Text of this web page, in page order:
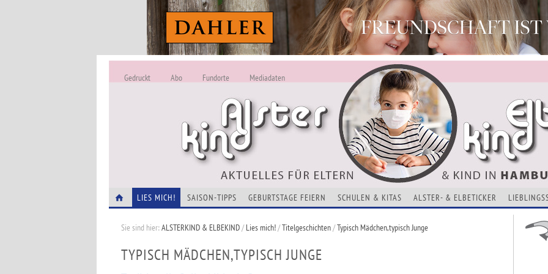
ALSTERKIND - AKTUELLES FÜR ELTERN UND KINDER
VERANSTALTUNGEN, KURSE, ADRESSEN UND THEMEN
Alles Neu - Infos zur Website
Gedruckt Abo Fundorte Mediadaten
LIES MICH! SAISON-TIPPS GEBURTSTAGE FEIERN SCHULEN & KITAS ALSTER- & ELBETICKER
Sie sind hier:ALSTERKIND & ELBEKIND/Lies mich!/Titelgeschichten/Typisch Mädchen,typisch Junge
TYPISCH MÄDCHEN,TYPISCH JUNGE